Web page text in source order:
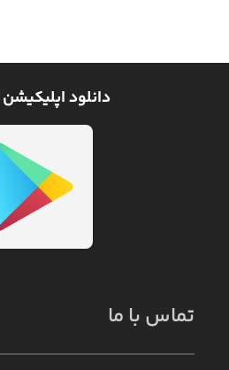
دانلود اپلیکیشن
تماس با ما